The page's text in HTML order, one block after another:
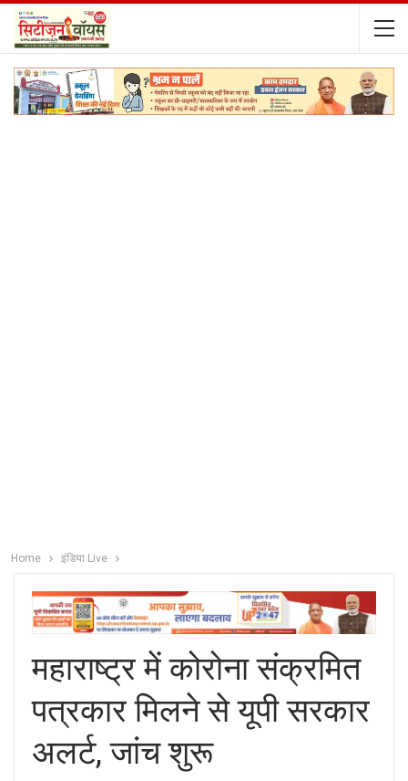
Home इंडिया Live
महाराष्ट्र में कोरोना संक्रमित
पत्रकार मिलने से यूपी सरकार
अलर्ट, जांच शुरू